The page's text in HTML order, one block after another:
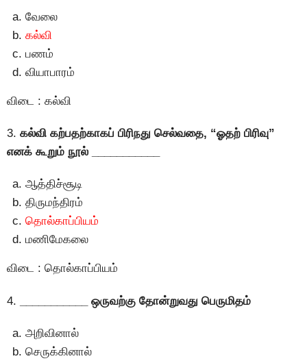
வேலை
கல்வி
பணம்
வியாபாரம்
விடை : கல்வி
3. கல்வி கற்பதற்காகப் பிரிநது செல்வதை, “ஓதற் பிரிவு”
எனக் கூறும் நூல் ___________
ஆத்திச்சூடி
திருமந்திரம்
தொல்காப்பியம்
மணிமேகலை
விடை : தொல்காப்பியம்
4. ___________ ஒருவற்கு தோன்றுவது பெருமிதம்
அறிவினால்
செருக்கினால்